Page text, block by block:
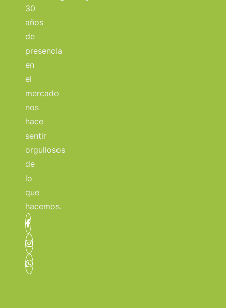
30
años
de
presencia
en
el
mercado
nos
hace
sentir
orgullosos
de
lo
que
hacemos.